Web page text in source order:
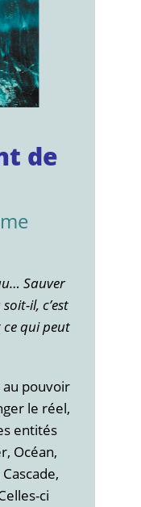
de
Sauver
il, c’est
qui peut
pouvoir
le réel,
entités
Océan,
ci